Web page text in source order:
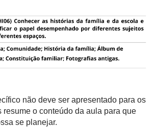
não deve ser apresentado para os
resume o conteúdo da aula para que
se planejar.